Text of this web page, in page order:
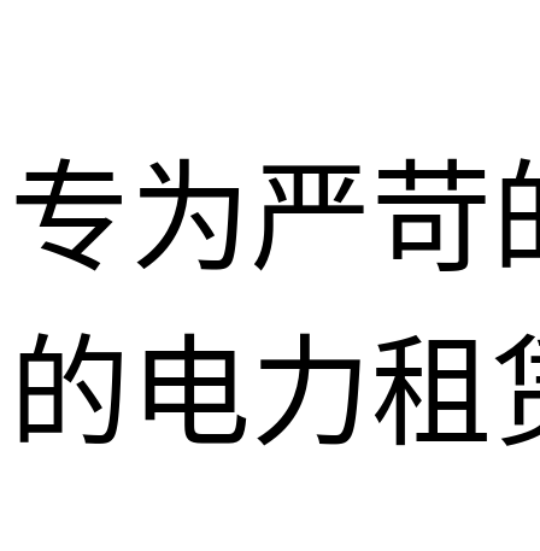
专为严苛
的电力租